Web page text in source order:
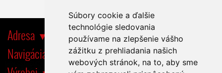
Súbory cookie a ďalšie
technológie sledovania
používame na zlepšenie vášho
zážitku z prehliadania našich
webových stránok, na to, aby sme
Adresa
Navigácia